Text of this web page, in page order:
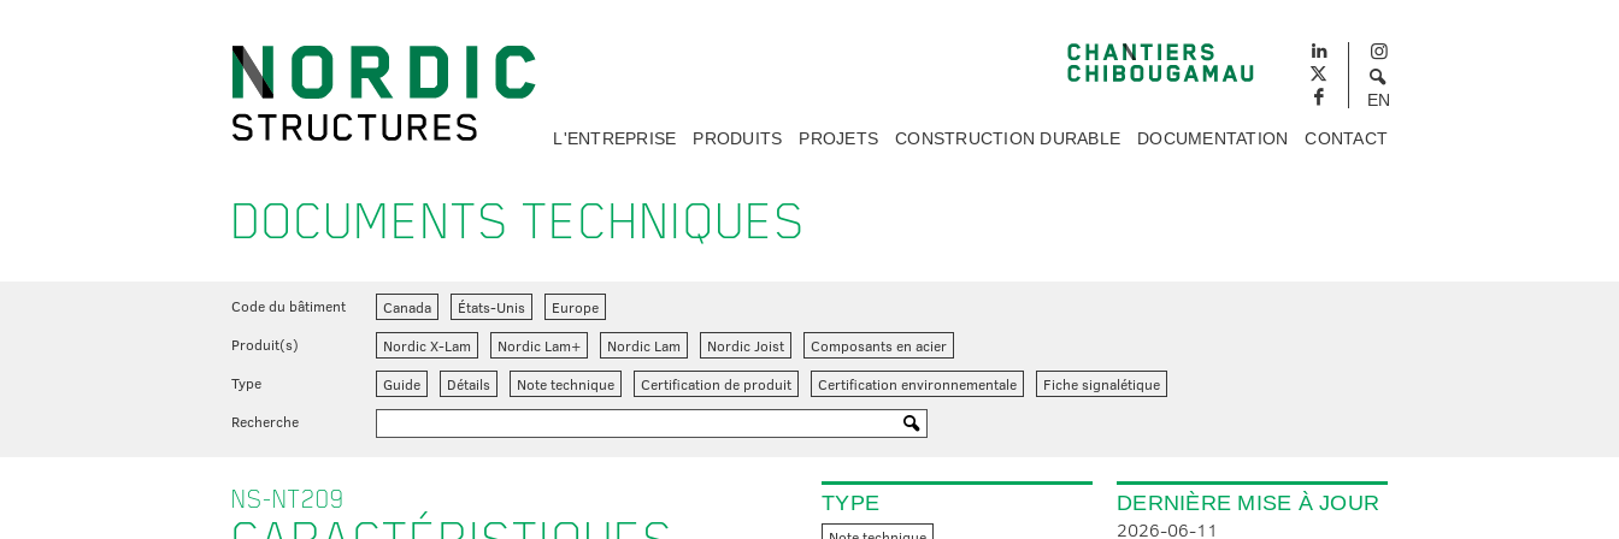
EN
L'ENTREPRISE
PRODUITS PROJETS CONSTRUCTION DURABLE DOCUMENTATION CONTACT
DOCUMENTS TECHNIQUES
Code du bâtiment Canada États-Unis
Europe
Produit(s)
Nordic X-Lam Nordic Lam+ Nordic Lam Nordic Joist
Composants en acier
Type
Guide Détails Note technique Certification de produit Certification environnementale
Fiche signalétique
Recherche
NS-NT209 TYPE
DERNIÈRE MISE À JOUR
2026-06-11